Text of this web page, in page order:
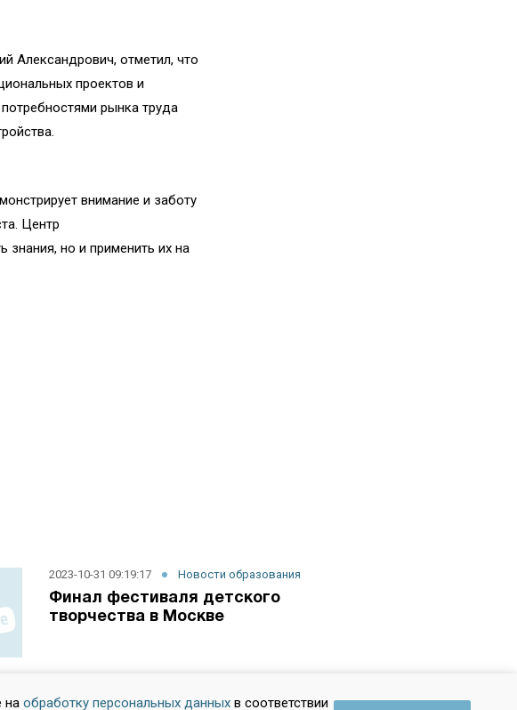
Александрович, отметил, что
проектов и
рынка труда
внимание и заботу
Центр
знания, но и применить их на
2023-10-31 09:19:17 Новости образования
Финал фестиваля детского
творчества в Москве
2025-03-07 12:27:57 Новости образования
на обработку персональных данных в соответствии